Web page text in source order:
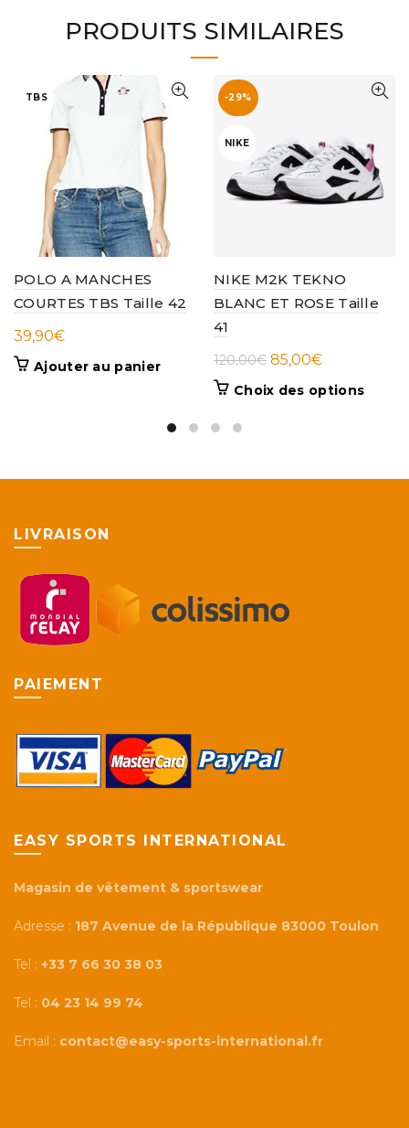
PRODUITS SIMILAIRES
TBS
POLO A MANCHES
COURTES TBS Taille 42
39,90€
Ajouter au panier
-29%
NIKE
NIKE M2K TEKNO
BLANC ET ROSE Taille
41
120,00€ Le
prix
85,00€Le
prix
Choix des optionsCe
LIVRAISON
PAIEMENT
EASY SPORTS INTERNATIONAL
Magasin de vêtement & sportswear
Adresse : 187 Avenue de la République 83000 Toulon
Tel : +33 7 66 30 38 03
Tel : 04 23 14 99 74
Email : contact@easy-sports-international.fr